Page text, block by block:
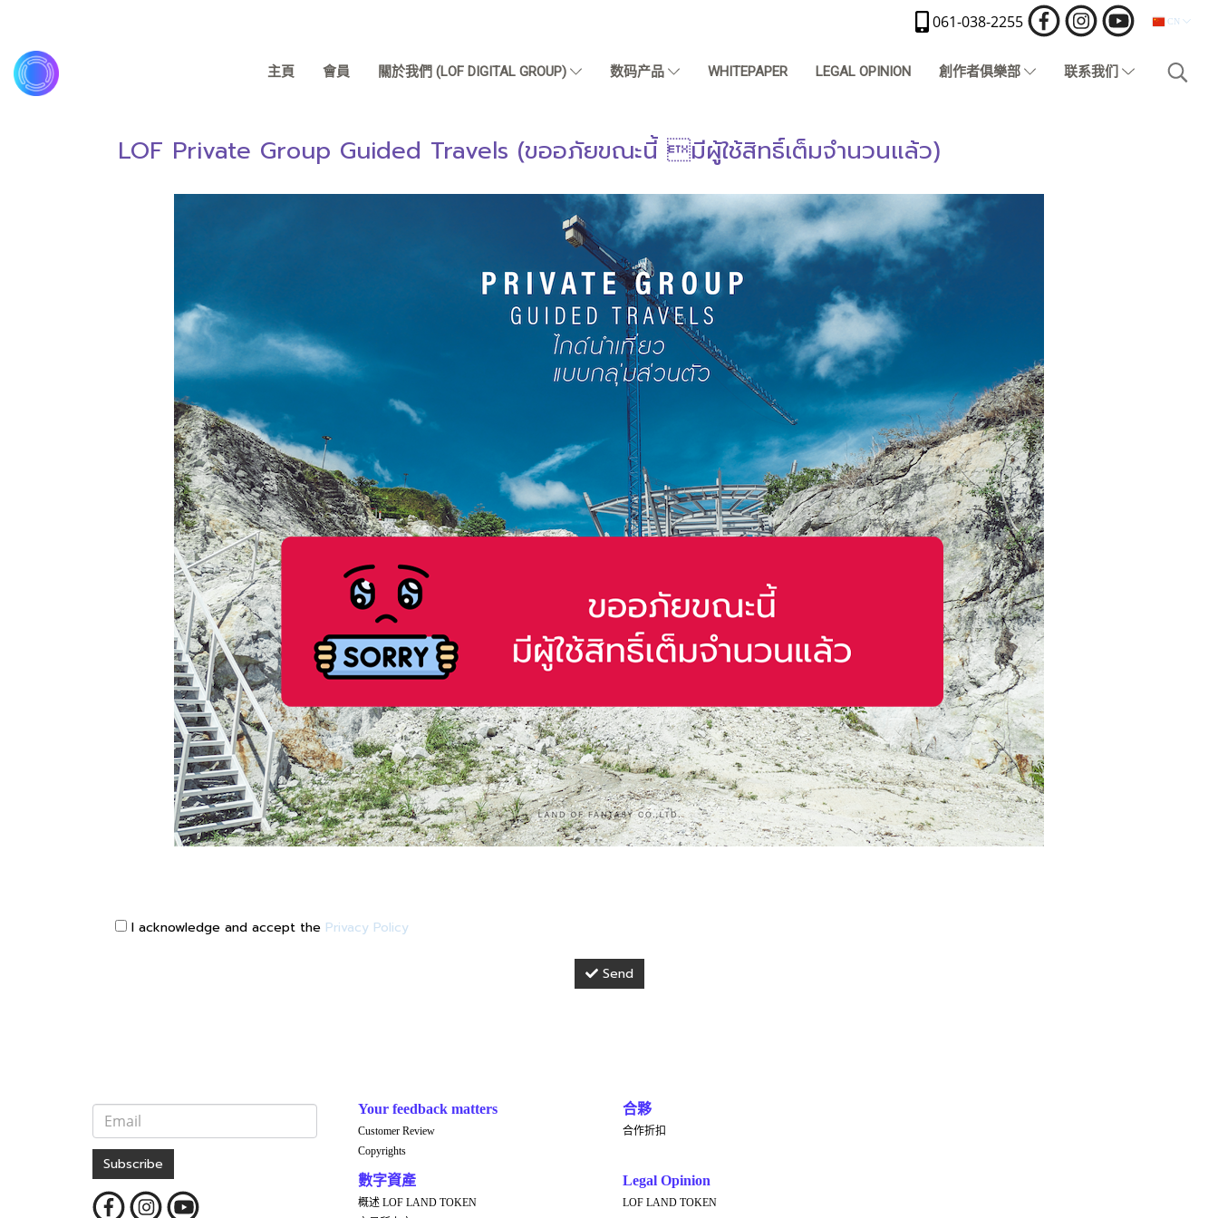
061-038-2255 CN
主頁 會員 關於我們 (LOF DIGITAL GROUP) 数码产品 WHITEPAPER LEGAL OPINION 創作者俱樂部 联系我们
LOF Private Group Guided Travels (ขออภัยขณะนี้ มีผู้ใช้สิทธิ์เต็มจำนวนแล้ว)
I acknowledge and accept the Privacy Policy
Send
Subscribe
Your feedback matters
Customer Review
Copyrights
合夥
合作折扣
數字資產
概述 LOF LAND TOKEN
Legal Opinion
LOF LAND TOKEN